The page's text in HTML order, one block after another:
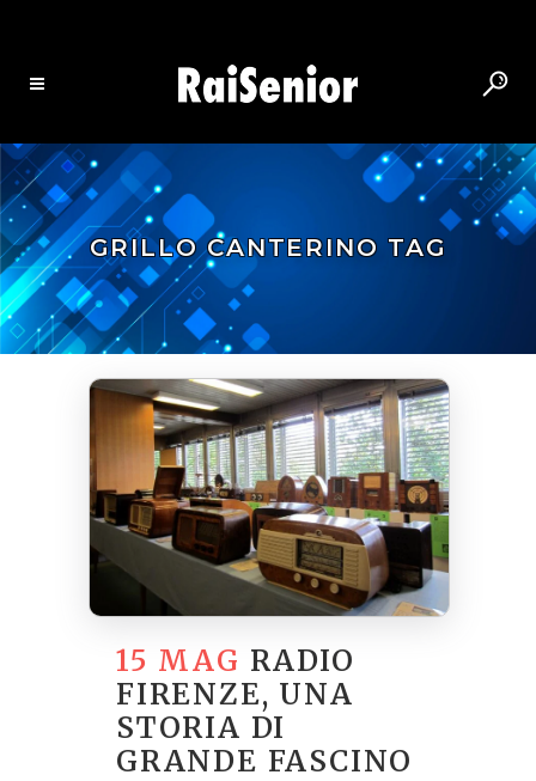
GRILLO CANTERINO TAG
15 MAG RADIO
FIRENZE, UNA
STORIA DI
GRANDE FASCINO